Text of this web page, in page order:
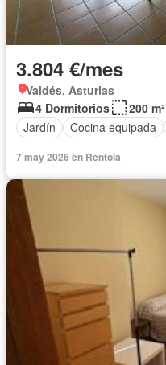
3.804 €/mes
Valdés, Asturias
4 Dormitorios
200 m²
Jardín
Cocina equipada
7 may 2026 en Rentola